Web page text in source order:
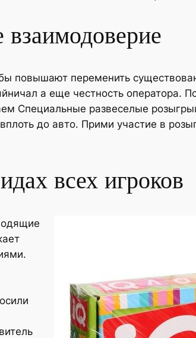
повышают переменить
а еще честность оператора.
Специальные развеселые
до авто. Прими участие в
всех игроков